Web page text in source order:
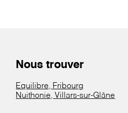
Nous trouver
Equilibre, Fribourg
Nuithonie, Villars-sur-Glâne